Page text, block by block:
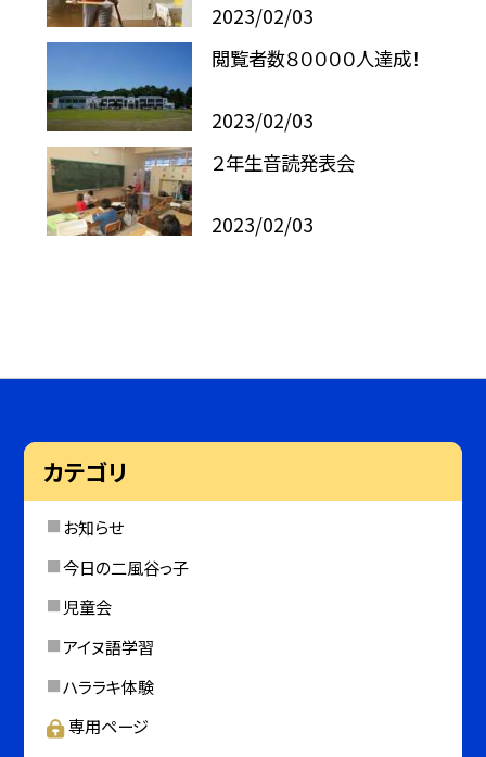
2023/02/03
閲覧者数８００００人達成！
2023/02/03
２年生音読発表会
2023/02/03
カテゴリ
お知らせ
今日の二風谷っ子
児童会
アイヌ語学習
ハララキ体験
専用ページ